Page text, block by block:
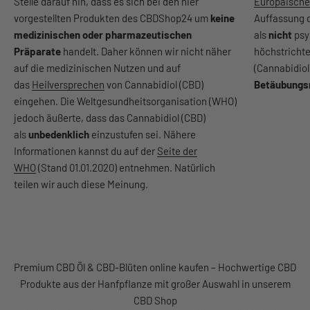
vorgestellten Produkten des CBDShop24 um keine
medizinischen oder pharmazeutischen
Präparate handelt. Daher können wir nicht näher
auf die medizinischen Nutzen und auf
das Heilversprechen von Cannabidiol (CBD)
eingehen. Die Weltgesundheitsorganisation (WHO)
jedoch äußerte, dass das Cannabidiol (CBD)
alsunbedenklich einzustufen sei. Nähere
Informationen kannst du auf der Seite der
WHO (Stand 01.01.2020) entnehmen. Natürlich
teilen wir auch diese Meinung.
Auffassung
als nicht
Premium CBD Öl & CBD-Blüten online kaufen – Hochwertige CBD
Produkte aus der Hanfpflanze mit großer Auswahl in unserem
CBD Shop